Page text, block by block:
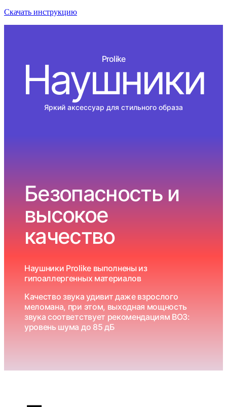
Скачать инструкцию
Prolike
Наушники
Яркий аксессуар для стильного образа
Безопасность и
высокое
качество
Наушники Prolike выполнены из
гипоаллергенных материалов
Качество звука удивит даже взрослого
меломана, при этом, выходная мощность
звука соответствует рекомендациям ВОЗ:
уровень шума до 85 дБ